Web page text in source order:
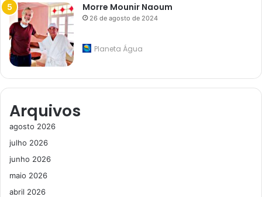
Morre Mounir Naoum
26 de agosto de 2024
Planeta Água
Arquivos
agosto 2026
julho 2026
junho 2026
maio 2026
abril 2026